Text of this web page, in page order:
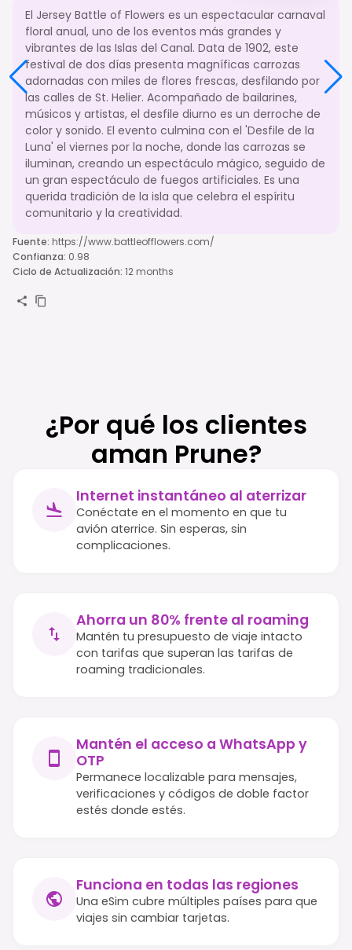
El Jersey Battle of Flowers es un espectacular carnaval
floral anual, uno de los eventos más grandes y
vibrantes de las Islas del Canal. Data de 1902, este
festival de dos días presenta magníficas carrozas
adornadas con miles de flores frescas, desfilando por
las calles de St. Helier. Acompañado de bailarines,
músicos y artistas, el desfile diurno es un derroche de
color y sonido. El evento culmina con el 'Desfile de la
Luna' el viernes por la noche, donde las carrozas se
iluminan, creando un espectáculo mágico, seguido de
un gran espectáculo de fuegos artificiales. Es una
querida tradición de la isla que celebra el espíritu
comunitario y la creatividad.
Fuente: https://www.battleofflowers.com/
Confianza: 0.98
Ciclo de Actualización: 12 months
¿Por qué los clientes
aman Prune?
Internet instantáneo al aterrizar
Conéctate en el momento en que tu
avión aterrice. Sin esperas, sin
complicaciones.
Ahorra un 80% frente al roaming
Mantén tu presupuesto de viaje intacto
con tarifas que superan las tarifas de
roaming tradicionales.
Mantén el acceso a WhatsApp y
OTP
Permanece localizable para mensajes,
verificaciones y códigos de doble factor
estés donde estés.
Funciona en todas las regiones
Una eSim cubre múltiples países para que
viajes sin cambiar tarjetas.